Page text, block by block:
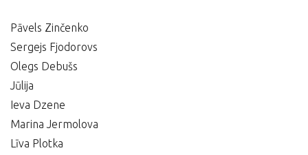
Pāvels Zinčenko
Sergejs Fjodorovs
Olegs Debušs
Jūlija
Ieva Dzene
Marina Jermolova
Līva Plotka